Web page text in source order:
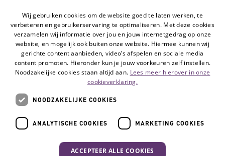
Volg de Hulpmiddelenwijzer: Ga naar de
Veelgestelde vragen
Contact
Disclaimer
Wij gebruiken cookies om de website goed te laten werken, te
verbeteren en gebruikerservaring te optimaliseren. Met deze cookies
verzamelen wij informatie over jou en jouw internetgedrag op onze
website, en mogelijk ook buiten onze website. Hiermee kunnen wij
gerichte content aanbieden, video’s afspelen en sociale media
content promoten. Hieronder kun je jouw voorkeuren zelf instellen.
Noodzakelijke cookies staan altijd aan. Lees meer hierover in onze
cookieverklaring.
NOODZAKELIJKE COOKIES
ANALYTISCHE COOKIES MARKETING COOKIES
ACCEPTEER ALLE COOKIES